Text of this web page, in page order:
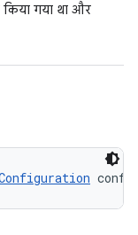
गया था और